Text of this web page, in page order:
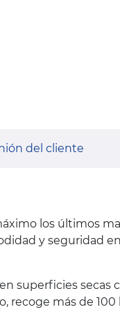
del cliente
los últimos
y seguridad
superficies secas
recoge más de